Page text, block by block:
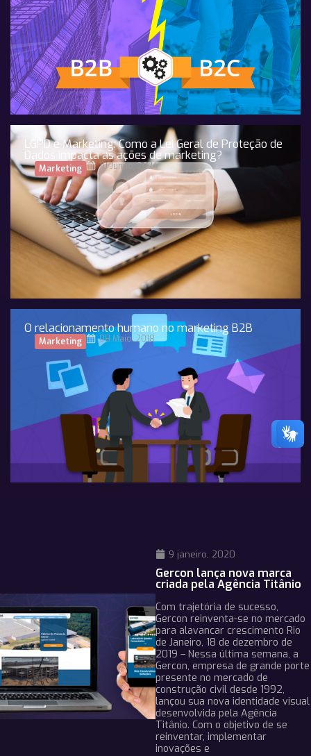
LGPD e Marketing: Como a Lei Geral de Proteção de
Dados impacta as ações de marketing?
Marketing 10 Junho, 2024
O relacionamento humano no marketing B2B
Marketing 08 Maio, 2018
9 janeiro, 2020
Gercon lança nova marca
criada pela Agência Titânio
Com trajetória de sucesso,
Gercon reinventa-se no mercado
para alavancar crescimento Rio
de Janeiro, 18 de dezembro de
2019 – Nessa última semana, a
Gercon, empresa de grande porte
presente no mercado de
construção civil desde 1992,
lançou sua nova identidade visual
desenvolvida pela Agência
Titânio. Com o objetivo de se
reinventar, implementar
inovações e